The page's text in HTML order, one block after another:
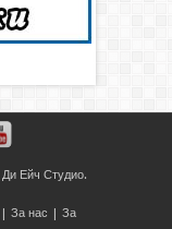
Ди Ейч Студио.
За нас За